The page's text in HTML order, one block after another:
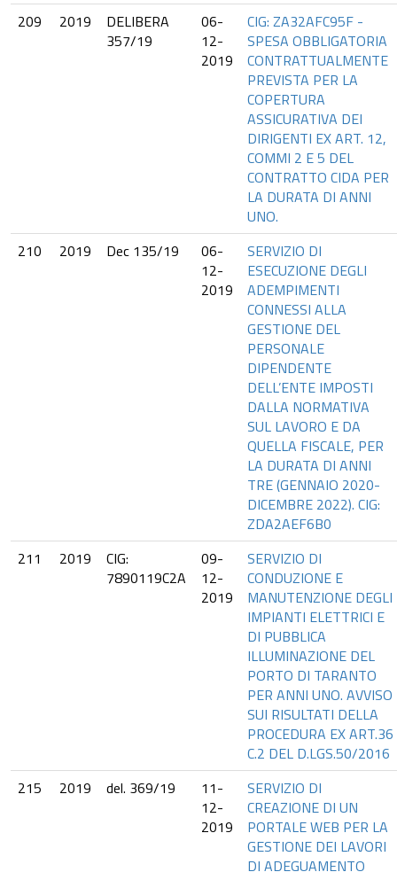
209
2019
DELIBERA
357/19
06-
12-
2019
CIG: ZA32AFC95F -
SPESA OBBLIGATORIA
CONTRATTUALMENTE
PREVISTA PER LA
COPERTURA
ASSICURATIVA DEI
DIRIGENTI EX ART. 12,
COMMI 2 E 5 DEL
CONTRATTO CIDA PER
LA DURATA DI ANNI
UNO.
210
2019 Dec 135/19
06-
12-
2019
SERVIZIO DI
ESECUZIONE DEGLI
ADEMPIMENTI
CONNESSI ALLA
GESTIONE DEL
PERSONALE
DIPENDENTE
DELL’ENTE IMPOSTI
DALLA NORMATIVA
SUL LAVORO E DA
QUELLA FISCALE, PER
LA DURATA DI ANNI
TRE (GENNAIO 2020-
DICEMBRE 2022). CIG:
ZDA2AEF6B0
211
2019
CIG:
7890119C2A
09-
12-
2019
SERVIZIO DI
CONDUZIONE E
MANUTENZIONE DEGLI
IMPIANTI ELETTRICI E
DI PUBBLICA
ILLUMINAZIONE DEL
PORTO DI TARANTO
PER ANNI UNO. AVVISO
SUI RISULTATI DELLA
PROCEDURA EX ART.36
C.2 DEL D.LGS.50/2016
215
2019 del. 369/19
11-
12-
2019
SERVIZIO DI
CREAZIONE DI UN
PORTALE WEB PER LA
GESTIONE DEI LAVORI
DI ADEGUAMENTO